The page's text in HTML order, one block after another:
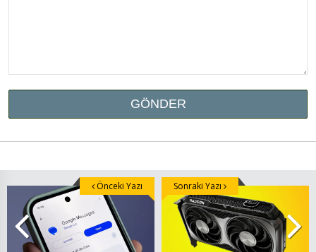
Önceki Yazı Sonraki Yazı